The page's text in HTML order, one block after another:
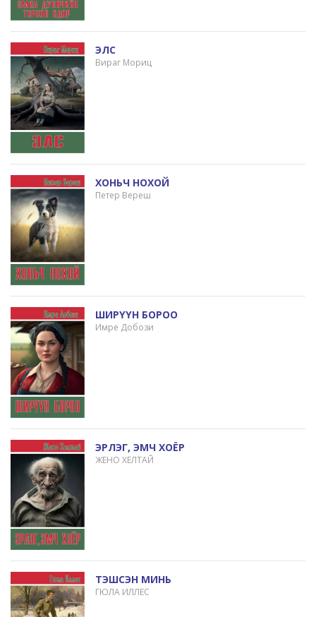
ЭЛС
Вираг Мориц
ХОНЬЧ НОХОЙ
Петер Вереш
ШИРҮҮН БОРОО
Имре Добози
ЭРЛЭГ, ЭМЧ ХОЁР
ЖЕНО ХЕЛТАЙ
ТЭШСЭН МИНЬ
ГЮЛА ИЛЛЕС